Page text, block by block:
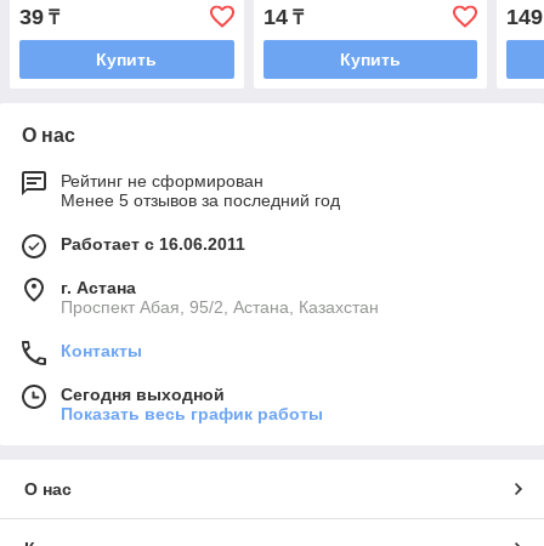
39 ₸
Купить
14₸
Купить
149
О нас
Рейтинг не сформирован
Менее 5 отзывов за последний год
Работает с 16.06.2011
г. Астана
​Проспект Абая, 95/2, Астана, Казахстан
Контакты
Сегодня выходной
Показать весь график работы
О нас